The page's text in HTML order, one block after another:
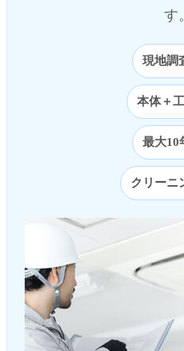
す。
現地調
本体＋
最大10
クリーニ